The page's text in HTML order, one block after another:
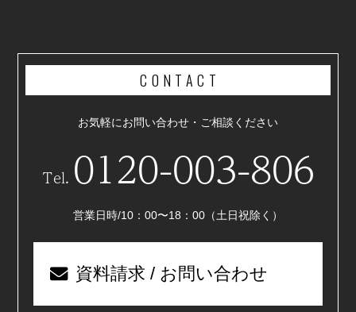
CONTACT
お気軽にお問い合わせ・ご相談ください
Tel. 0120-003-806
営業日時/10：00〜18：00（土日祝除く）
資料請求 / お問い合わせ